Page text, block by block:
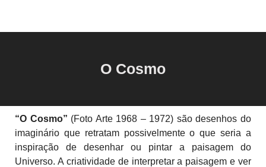
O Cosmo
“O Cosmo” (Foto Arte 1968 – 1972) são desenhos do
imaginário que retratam possivelmente o que seria a
inspiração de desenhar ou pintar a paisagem do
Universo. A criatividade de interpretar a paisagem e ver